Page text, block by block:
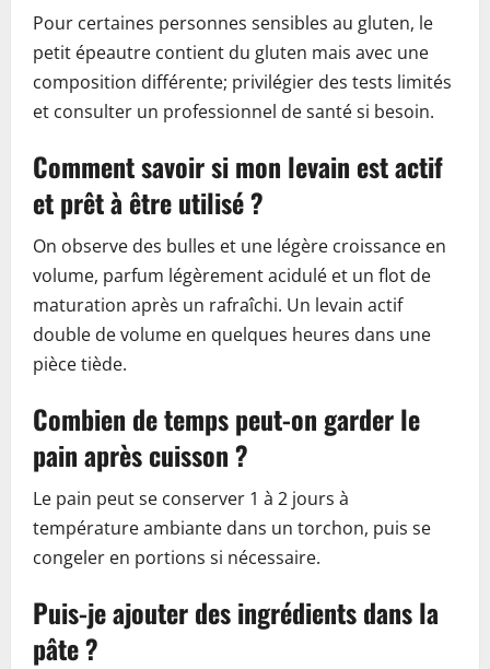
Pour certaines personnes sensibles au gluten, le
petit épeautre contient du gluten mais avec une
composition différente; privilégier des tests limités
et consulter un professionnel de santé si besoin.
Comment savoir si mon levain est actif
et prêt à être utilisé ?
On observe des bulles et une légère croissance en
volume, parfum légèrement acidulé et un flot de
maturation après un rafraîchi. Un levain actif
double de volume en quelques heures dans une
pièce tiède.
Combien de temps peut-on garder le
pain après cuisson ?
Le pain peut se conserver 1 à 2 jours à
température ambiante dans un torchon, puis se
congeler en portions si nécessaire.
Puis-je ajouter des ingrédients dans la
pâte ?